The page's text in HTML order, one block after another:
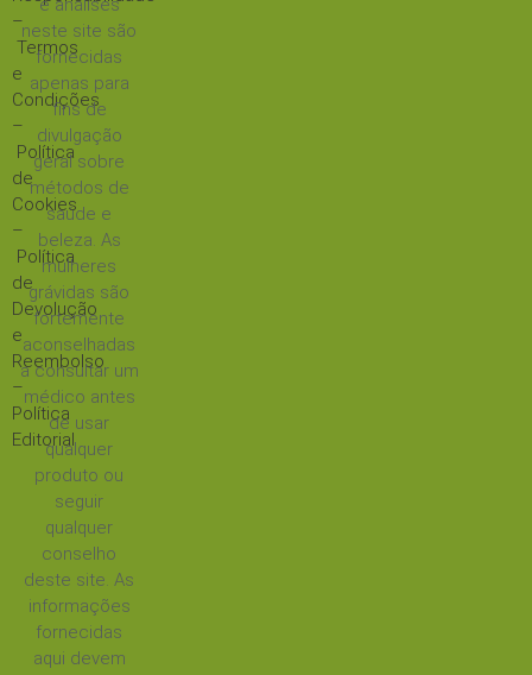
–
Termos
e
Condições
–
Política
de
Cookies
–
Política
de
Devolução
e
Reembolso
–
Política
Editorial
e análises
neste site são
fornecidas
apenas para
fins de
divulgação
geral sobre
métodos de
saúde e
beleza. As
mulheres
grávidas são
fortemente
aconselhadas
a consultar um
médico antes
de usar
qualquer
produto ou
seguir
qualquer
conselho
deste site. As
informações
fornecidas
aqui devem